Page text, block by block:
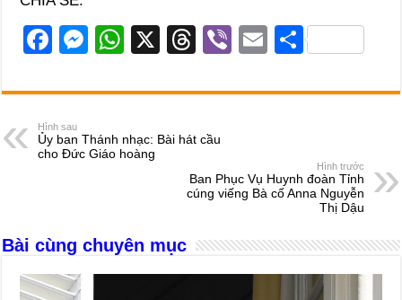
F
c
e
b
k
M
ss
n
W
at
A
X
T
e
a
d
s
Vi
er
E
ail
S
ar
Hình sau
Ủy ban Thánh nhạc: Bài hát cầu
cho Đức Giáo hoàng
Hình trước
Ban Phục Vụ Huynh đoàn Tỉnh
cúng viếng Bà cố Anna Nguyễn
Thị Dậu
Bài cùng chuyên mục